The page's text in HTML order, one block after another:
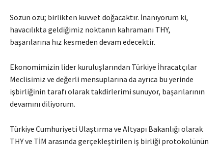
Sözün özü; birlikten kuvvet doğacaktır. İnanıyorum ki,
havacılıkta geldiğimiz noktanın kahramanı THY,
başarılarına hız kesmeden devam edecektir.
Ekonomimizin lider kuruluşlarından Türkiye İhracatçılar
Meclisimiz ve değerli mensuplarına da ayrıca bu yerinde
işbirliğinin tarafı olarak takdirlerimi sunuyor, başarılarının
devamını diliyorum.
Türkiye Cumhuriyeti Ulaştırma ve Altyapı Bakanlığı olarak
THY ve TİM arasında gerçekleştirilen iş birliği protokolünün